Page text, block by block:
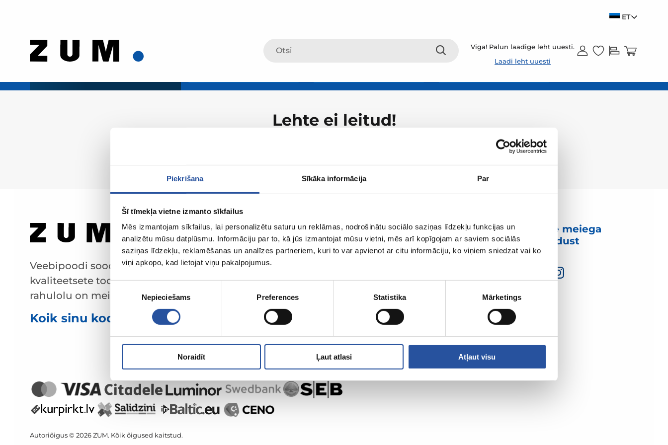
Piekrišana Sīkāka informācija Par
Šī tīmekļa vietne izmanto sīkfailus
Mēs izmantojam sīkfailus, lai personalizētu saturu un reklāmas, nodrošinātu sociālo saziņas līdzekļu funkcijas un
analizētu mūsu datplūsmu. Informāciju par to, kā jūs izmantojat mūsu vietni, mēs arī kopīgojam ar saviem sociālās
saziņas līdzekļu, reklamēšanas un analīzes partneriem, kuri to var apvienot ar citu informāciju, ko viņiem sniedzat vai ko
viņi apkopo, kad lietojat viņu pakalpojumus.
Piekrišanas
Nepieciešams Preferences Statistika Mārketings
Noraidīt Ļaut atlasi Atļaut visu
ET
Viga! Palun laadige leht uuesti.
Laadi leht uuesti
Lehte ei leitud!
Veebipoodi soodsate hindade ja
kvaliteetsete toodetega, kus kliendi
rahulolu on meie peamine väärtus.
Koik sinu kodu ja aia jaoks!
ZUM-ist Ostlemine
Võtke meiega
ühendust
Autoriõigus © 2026 ZUM. Kõik õigused kaitstud.